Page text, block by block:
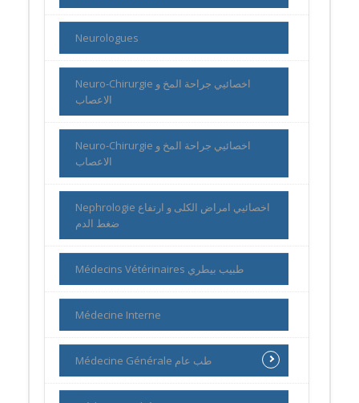
Neurologues
Neuro-Chirurgie اخصائيي جراحة المخ و
الاعصاب
Neuro-Chirurgie اخصائيي جراحة المخ و
الاعصاب
Nephrologie اخصائيي امراض الكلى و ارتفاع
ضغط الدم
Médecins Vétérinaires طبيب بيطري
Médecine Interne
Médecine Générale طب عام